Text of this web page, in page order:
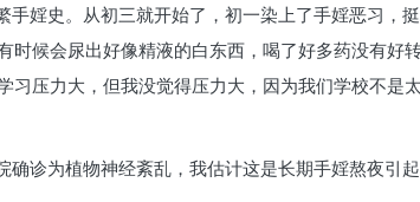
婬史。从初三就开始了，初一染上了手婬恶习，
时候会尿出好像精液的白东西，喝了好多药没有好
习压力大，但我没觉得压力大，因为我们学校不是
诊为植物神经紊乱，我估计这是长期手婬熬夜引起